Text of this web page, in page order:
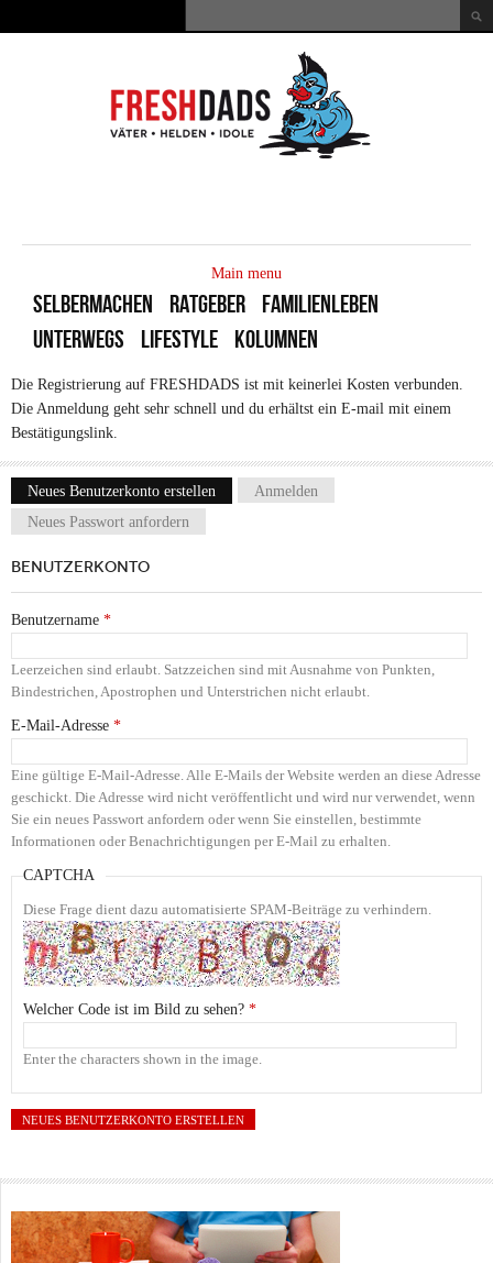
Suchformular
Main menu
SELBERMACHEN RATGEBER
FAMILIENLEBEN
UNTERWEGS
LIFESTYLE KOLUMNEN
Die Registrierung auf FRESHDADS ist mit keinerlei Kosten verbunden.
Die Anmeldung geht sehr schnell und du erhältst ein E-mail mit einem
Bestätigungslink.
Haupt-Reiter
Neues Benutzerkonto erstellen (aktiver Reiter)
Anmelden
Neues Passwort anfordern
BENUTZERKONTO
Benutzername *
Leerzeichen sind erlaubt. Satzzeichen sind mit Ausnahme von Punkten,
Bindestrichen, Apostrophen und Unterstrichen nicht erlaubt.
E-Mail-Adresse *
Eine gültige E-Mail-Adresse. Alle E-Mails der Website werden an diese Adresse
geschickt. Die Adresse wird nicht veröffentlicht und wird nur verwendet, wenn
Sie ein neues Passwort anfordern oder wenn Sie einstellen, bestimmte
Informationen oder Benachrichtigungen per E-Mail zu erhalten.
CAPTCHA
Diese Frage dient dazu automatisierte SPAM-Beiträge zu verhindern.
Welcher Code ist im Bild zu sehen? *
Enter the characters shown in the image.